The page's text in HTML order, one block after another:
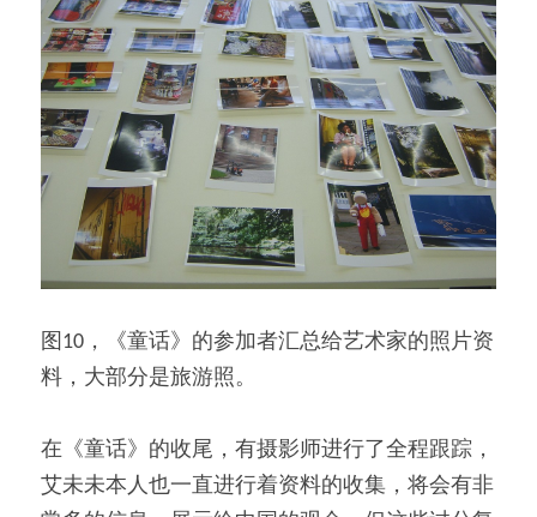
图10，《童话》的参加者汇总给艺术家的照片资
料，大部分是旅游照。
在《童话》的收尾，有摄影师进行了全程跟踪，
艾未未本人也一直进行着资料的收集，将会有非